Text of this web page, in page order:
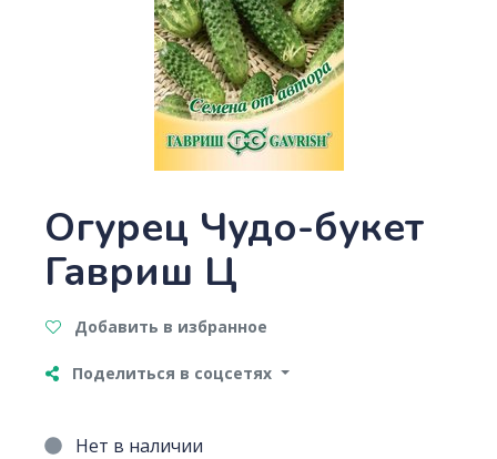
Огурец Чудо-букет
Гавриш Ц
Добавить в избранное
Поделиться в соцсетях
Нет в наличии